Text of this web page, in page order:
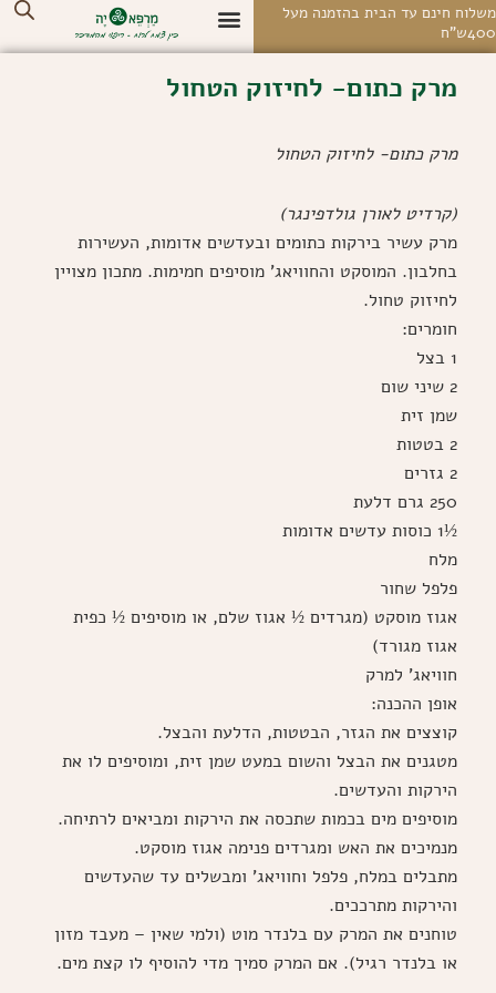
חינם עד הבית בהזמנה מעל
מרק כתום- לחיזוק הטחול
מרק כתום- לחיזוק הטחול
(קרדיט לאורן גולדפינגר)
מרק עשיר בירקות כתומים ובעדשים אדומות, העשירות
בחלבון. המוסקט והחוויאג' מוסיפים חמימות. מתכון מצויין
לחיזוק טחול.
חומרים:
שמן זית
250 גרם דלעת
½1 כוסות עדשים אדומות
מלח
פלפל שחור
אגוז מוסקט (מגרדים ½ אגוז שלם, או מוסיפים ½ כפית
אגוז מגורד)
חוויאג' למרק
אופן ההכנה:
קוצצים את הגזר, הבטטות, הדלעת והבצל.
מטגנים את הבצל והשום במעט שמן זית, ומוסיפים לו את
הירקות והעדשים.
מוסיפים מים בכמות שתכסה את הירקות ומביאים לרתיחה.
מנמיכים את האש ומגרדים פנימה אגוז מוסקט.
מתבלים במלח, פלפל וחוויאג' ומבשלים עד שהעדשים
והירקות מתרככים.
טוחנים את המרק עם בלנדר מוט (ולמי שאין – מעבד מזון
או בלנדר רגיל). אם המרק סמיך מדי להוסיף לו קצת מים.